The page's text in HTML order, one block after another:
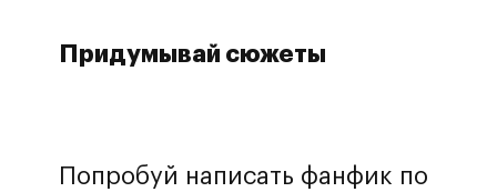
Придумывай сюжеты
Попробуй написать фанфик по